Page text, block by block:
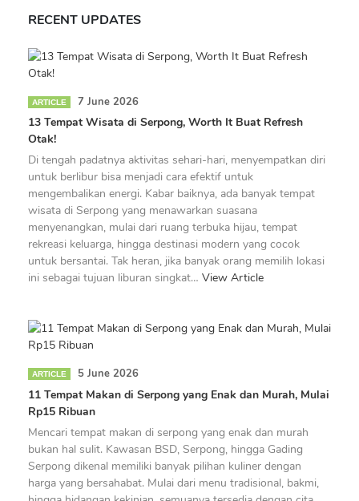
RECENT UPDATES
ARTICLE 7 June 2026
13 Tempat Wisata di Serpong, Worth It Buat Refresh
Otak!
Di tengah padatnya aktivitas sehari-hari, menyempatkan diri
untuk berlibur bisa menjadi cara efektif untuk
mengembalikan energi. Kabar baiknya, ada banyak tempat
wisata di Serpong yang menawarkan suasana
menyenangkan, mulai dari ruang terbuka hijau, tempat
rekreasi keluarga, hingga destinasi modern yang cocok
untuk bersantai. Tak heran, jika banyak orang memilih lokasi
ini sebagai tujuan liburan singkat… View Article
ARTICLE 5 June 2026
11 Tempat Makan di Serpong yang Enak dan Murah, Mulai
Rp15 Ribuan
Mencari tempat makan di serpong yang enak dan murah
bukan hal sulit. Kawasan BSD, Serpong, hingga Gading
Serpong dikenal memiliki banyak pilihan kuliner dengan
harga yang bersahabat. Mulai dari menu tradisional, bakmi,